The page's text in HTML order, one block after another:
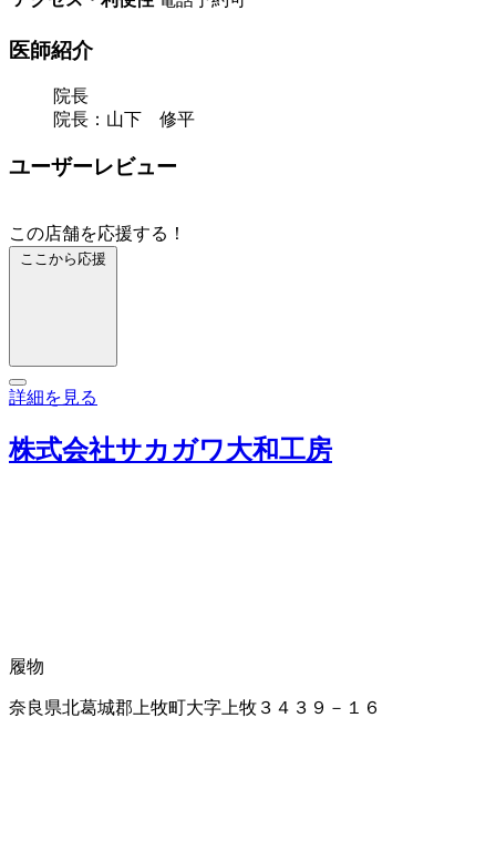
医師紹介
院長
院長：山下 修平
ユーザーレビュー
この店舗を応援する！
ここから応援
詳細を見る
株式会社サカガワ大和工房
履物
奈良県北葛城郡上牧町大字上牧３４３９－１６